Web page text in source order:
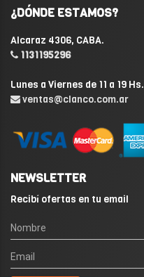
¿DÓNDE ESTAMOS?
Alcaraz 4306, CABA.
1131195296
Lunes a Viernes de 11 a 19
ventas@clanco.com.ar
NEWSLETTER
Recibí ofertas en tu email